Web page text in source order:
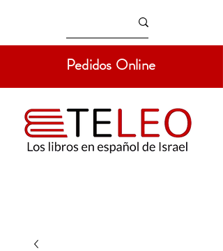
Pedidos Online